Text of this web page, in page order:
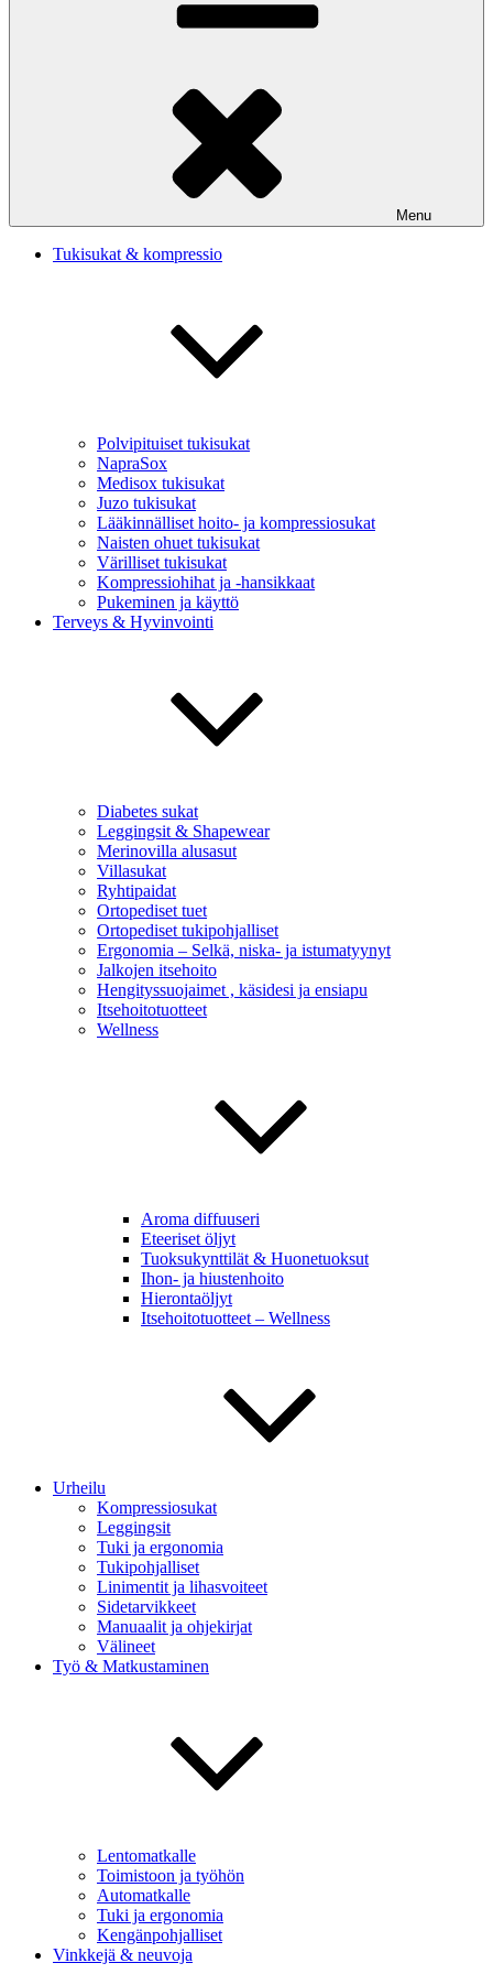
Menu
Tukisukat & kompressio
Polvipituiset tukisukat
NapraSox
Medisox tukisukat
Juzo tukisukat
Lääkinnälliset hoito- ja kompressiosukat
Naisten ohuet tukisukat
Värilliset tukisukat
Kompressiohihat ja -hansikkaat
Pukeminen ja käyttö
Terveys & Hyvinvointi
Diabetes sukat
Leggingsit & Shapewear
Merinovilla alusasut
Villasukat
Ryhtipaidat
Ortopediset tuet
Ortopediset tukipohjalliset
Ergonomia – Selkä, niska- ja istumatyynyt
Jalkojen itsehoito
Hengityssuojaimet , käsidesi ja ensiapu
Itsehoitotuotteet
Wellness
Aroma diffuuseri
Eteeriset öljyt
Tuoksukynttilät & Huonetuoksut
Ihon- ja hiustenhoito
Hierontaöljyt
Itsehoitotuotteet – Wellness
Urheilu
Kompressiosukat
Leggingsit
Tuki ja ergonomia
Tukipohjalliset
Linimentit ja lihasvoiteet
Sidetarvikkeet
Manuaalit ja ohjekirjat
Välineet
Työ & Matkustaminen
Lentomatkalle
Toimistoon ja työhön
Automatkalle
Tuki ja ergonomia
Kengänpohjalliset
Vinkkejä & neuvoja